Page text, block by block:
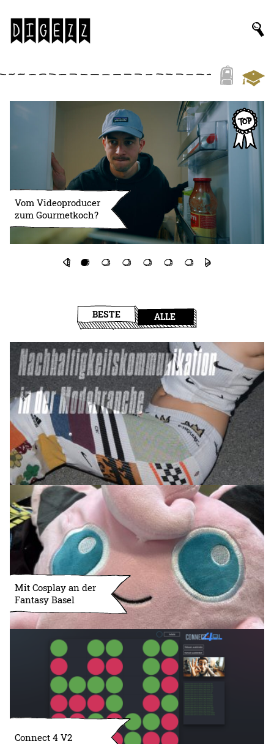
Vom Videoproducer
zum Gourmetkoch?
BESTE ALLE
Mit Cosplay an der
Fantasy Basel
Connect 4 V2